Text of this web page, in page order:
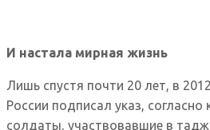
И настала мирная жизнь
Лишь спустя почти 20 лет, в
России подписал указ,
солдаты, участвовавшие в